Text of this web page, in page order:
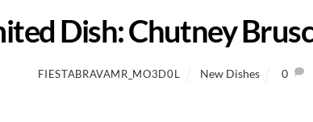
Dish: Chutney
FIESTABRAVAMR_MO3D0L New Dishes 0